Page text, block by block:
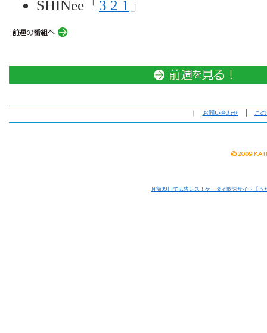
SHINee「 3 2 1 」
｜ お問い合わせ│ こ
｜ 月額99円で広告レス！ケータイ歌詞サイト【う